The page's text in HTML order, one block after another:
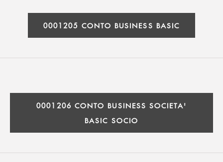
0001205 CONTO BUSINESS BASIC
0001206 CONTO BUSINESS SOCIETA'
BASIC SOCIO